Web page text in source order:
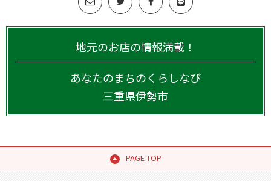
地元のお店の情報満載！
あなたのまちのくらしなび
三重県伊勢市
PAGE TOP